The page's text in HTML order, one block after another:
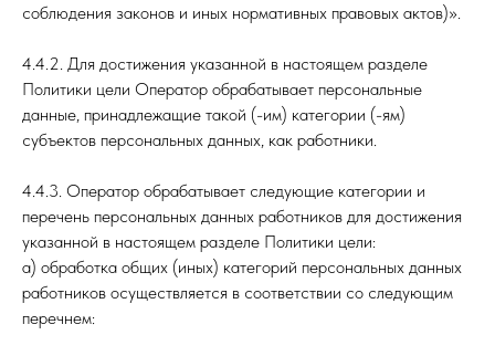
соблюдения законов и иных нормативных правовых актов)».
4.4.2. Для достижения указанной в настоящем разделе
Политики цели Оператор обрабатывает персональные
данные, принадлежащие такой (-им) категории (-ям)
субъектов персональных данных, как работники.
4.4.3. Оператор обрабатывает следующие категории и
перечень персональных данных работников для достижения
указанной в настоящем разделе Политики цели:
а) обработка общих (иных) категорий персональных данных
работников осуществляется в соответствии со следующим
перечнем: